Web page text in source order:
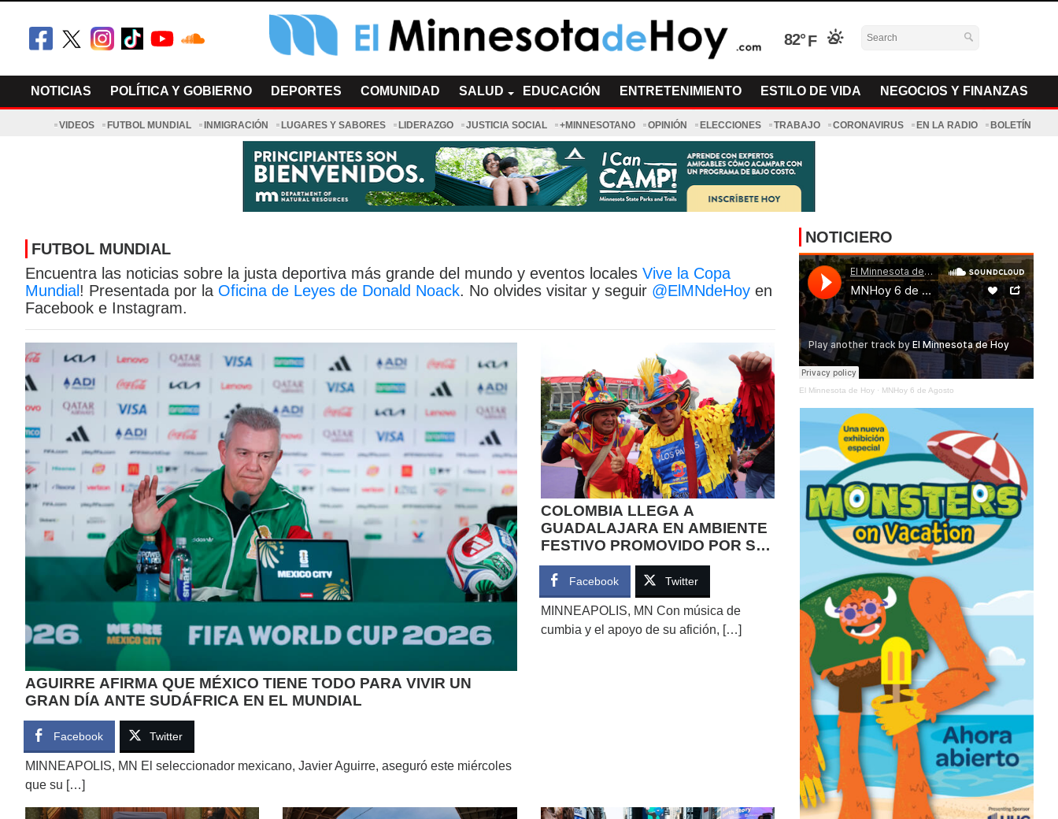
82°
NOTICIAS POLÍTICA Y GOBIERNO DEPORTES COMUNIDAD SALUD EDUCACIÓN ENTRETENIMIENTO ESTILO DE VIDA NEGOCIOS Y FINANZAS
VIDEOS FUTBOL MUNDIAL INMIGRACIÓN LUGARES Y SABORES LIDERAZGO JUSTICIA SOCIAL +MINNESOTANO OPINIÓN ELECCIONES TRABAJO CORONAVIRUS EN LA RADIO BOLETÍN
FUTBOL MUNDIAL
Encuentra las noticias sobre la justa deportiva más grande del mundo y eventos locales Vive la Copa
Mundial ! Presentada por la Oficina de Leyes de Donald Noack. No olvides visitar y seguir @ElMNdeHoy en
Facebook e Instagram.
AGUIRRE AFIRMA QUE MÉXICO TIENE TODO PARA VIVIR UN
GRAN DÍA ANTE SUDÁFRICA EN EL MUNDIAL
Facebook Twitter
MINNEAPOLIS, MN El seleccionador mexicano, Javier Aguirre, aseguró este miércoles
que su […]
COLOMBIA LLEGA A
GUADALAJARA EN AMBIENTE
FESTIVO PROMOVIDO POR SU
AFICIÓN
Facebook Twitter
MINNEAPOLIS, MN Con música de
cumbia y el apoyo de su afición, […]
NOTICIERO
El Minnesota de Hoy· MNHoy 6 de Agosto